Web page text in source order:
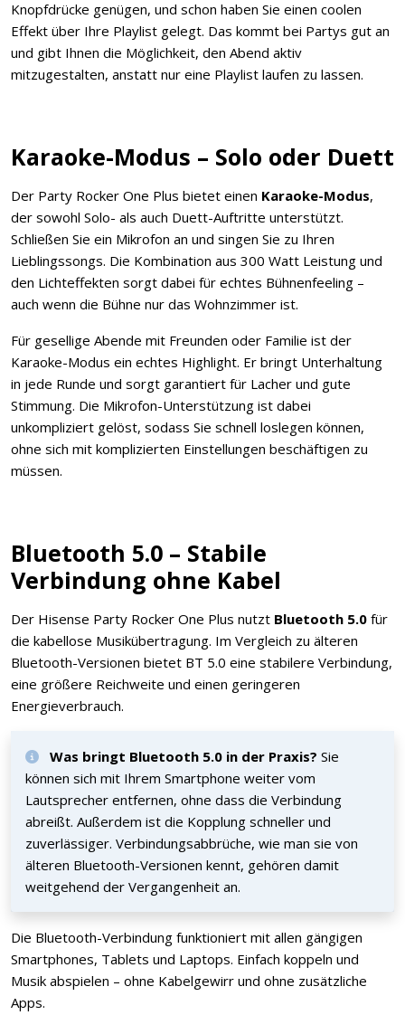
Knopfdrücke genügen, und schon haben Sie einen coolen
Effekt über Ihre Playlist gelegt. Das kommt bei Partys gut an
und gibt Ihnen die Möglichkeit, den Abend aktiv
mitzugestalten, anstatt nur eine Playlist laufen zu lassen.
Karaoke-Modus – Solo oder Duett
Der Party Rocker One Plus bietet einen Karaoke-Modus,
der sowohl Solo- als auch Duett-Auftritte unterstützt.
Schließen Sie ein Mikrofon an und singen Sie zu Ihren
Lieblingssongs. Die Kombination aus 300 Watt Leistung und
den Lichteffekten sorgt dabei für echtes Bühnenfeeling –
auch wenn die Bühne nur das Wohnzimmer ist.
Für gesellige Abende mit Freunden oder Familie ist der
Karaoke-Modus ein echtes Highlight. Er bringt Unterhaltung
in jede Runde und sorgt garantiert für Lacher und gute
Stimmung. Die Mikrofon-Unterstützung ist dabei
unkompliziert gelöst, sodass Sie schnell loslegen können,
ohne sich mit komplizierten Einstellungen beschäftigen zu
müssen.
Bluetooth 5.0 – Stabile
Verbindung ohne Kabel
Der Hisense Party Rocker One Plus nutzt Bluetooth 5.0 für
die kabellose Musikübertragung. Im Vergleich zu älteren
Bluetooth-Versionen bietet BT 5.0 eine stabilere Verbindung,
eine größere Reichweite und einen geringeren
Energieverbrauch.
Was bringt Bluetooth 5.0 in der Praxis? Sie
können sich mit Ihrem Smartphone weiter vom
Lautsprecher entfernen, ohne dass die Verbindung
abreißt. Außerdem ist die Kopplung schneller und
zuverlässiger. Verbindungsabbrüche, wie man sie von
älteren Bluetooth-Versionen kennt, gehören damit
weitgehend der Vergangenheit an.
Die Bluetooth-Verbindung funktioniert mit allen gängigen
Smartphones, Tablets und Laptops. Einfach koppeln und
Musik abspielen – ohne Kabelgewirr und ohne zusätzliche
Apps.